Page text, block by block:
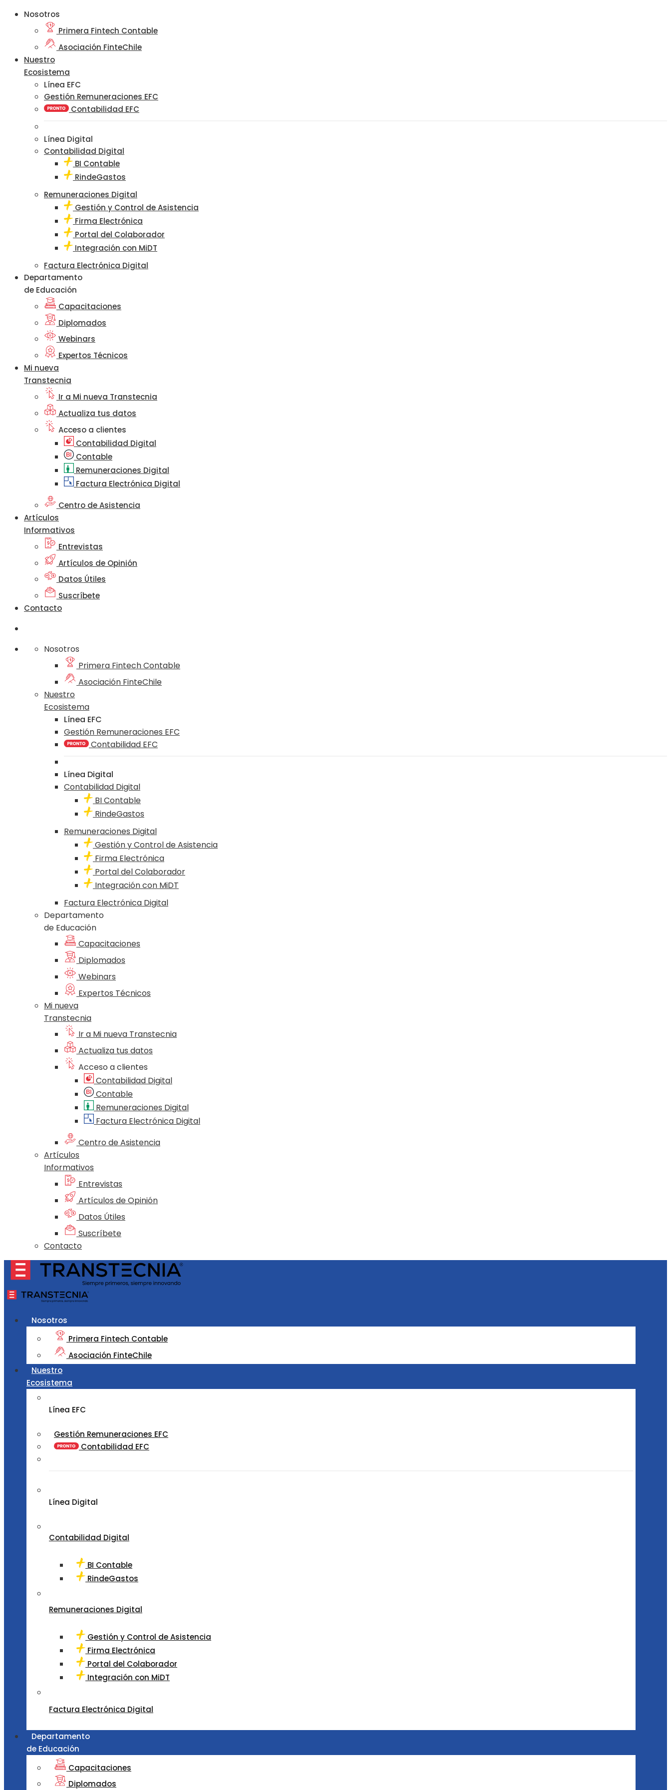
Nosotros
Primera Fintech Contable
Asociación FinteChile
Nuestro
Ecosistema
Línea EFC
Gestión Remuneraciones EFC
Contabilidad EFC
Línea Digital
Contabilidad Digital
BI Contable
RindeGastos
Remuneraciones Digital
Gestión y Control de Asistencia
Firma Electrónica
Portal del Colaborador
Integración con MiDT
Factura Electrónica Digital
Departamento
de Educación
Capacitaciones
Diplomados
Webinars
Expertos Técnicos
Mi nueva
Transtecnia
Ir a Mi nueva Transtecnia
Actualiza tus datos
Acceso a clientes
Contabilidad Digital
Contable
Remuneraciones Digital
Factura Electrónica Digital
Centro de Asistencia
Artículos
Informativos
Entrevistas
Artículos de Opinión
Datos Útiles
Suscríbete
Contacto
Nosotros
Primera Fintech Contable
Asociación FinteChile
Nuestro
Ecosistema
Línea EFC
Gestión Remuneraciones EFC
Contabilidad EFC
Línea Digital
Contabilidad Digital
BI Contable
RindeGastos
Remuneraciones Digital
Gestión y Control de Asistencia
Firma Electrónica
Portal del Colaborador
Integración con MiDT
Factura Electrónica Digital
Departamento
de Educación
Capacitaciones
Diplomados
Webinars
Expertos Técnicos
Mi nueva
Transtecnia
Ir a Mi nueva Transtecnia
Actualiza tus datos
Acceso a clientes
Contabilidad Digital
Contable
Remuneraciones Digital
Factura Electrónica Digital
Centro de Asistencia
Artículos
Informativos
Entrevistas
Artículos de Opinión
Datos Útiles
Suscríbete
Contacto
Nosotros
Primera Fintech Contable
Asociación FinteChile
Nuestro
Ecosistema
Línea EFC
Gestión Remuneraciones EFC
Contabilidad EFC
Línea Digital
Contabilidad Digital
BI Contable
RindeGastos
Remuneraciones Digital
Gestión y Control de Asistencia
Firma Electrónica
Portal del Colaborador
Integración con MiDT
Factura Electrónica Digital
Departamento
de Educación
Capacitaciones
Diplomados